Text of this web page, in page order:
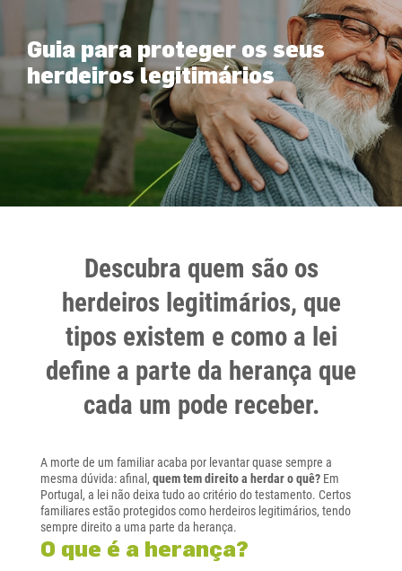
Guia para proteger os seus
herdeiros legitimários
Descubra quem são os
herdeiros legitimários, que
tipos existem e como a lei
define a parte da herança que
cada um pode receber.
A morte de um familiar acaba por levantar quase sempre a
mesma dúvida: afinal, quem tem direito a herdar o quê? Em
Portugal, a lei não deixa tudo ao critério do testamento. Certos
familiares estão protegidos como herdeiros legitimários, tendo
sempre direito a uma parte da herança.
O que é a herança?